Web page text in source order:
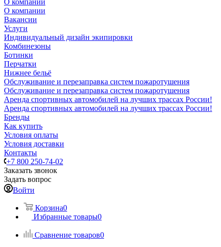
О компании
О компании
Вакансии
Услуги
Индивидуальный дизайн экипировки
Комбинезоны
Ботинки
Перчатки
Нижнее бельё
Обслуживание и перезаправка систем пожаротушения
Обслуживание и перезаправка систем пожаротушения
Аренда спортивных автомобилей на лучших трассах России!
Аренда спортивных автомобилей на лучших трассах России!
Бренды
Как купить
Условия оплаты
Условия доставки
Контакты
+7 800 250-74-02
Заказать звонок
Задать вопрос
Войти
Корзина0
Избранные товары0
Сравнение товаров0